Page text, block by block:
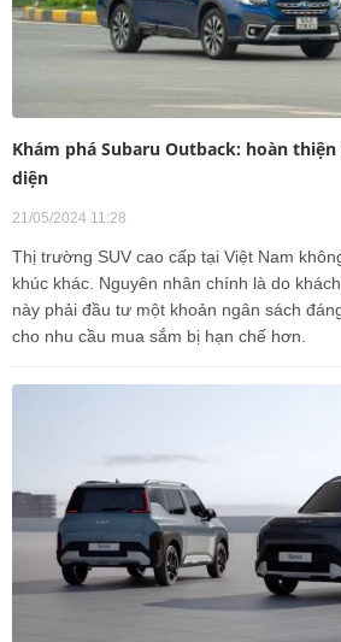
Khám phá Subaru Outback: hoàn
diện
21/05/2024 11:28
Thị trường SUV cao cấp tại Việt Nam
khúc khác. Nguyên nhân chính là do
này phải đầu tư một khoản ngân sách
cho nhu cầu mua sắm bị hạn chế hơn.